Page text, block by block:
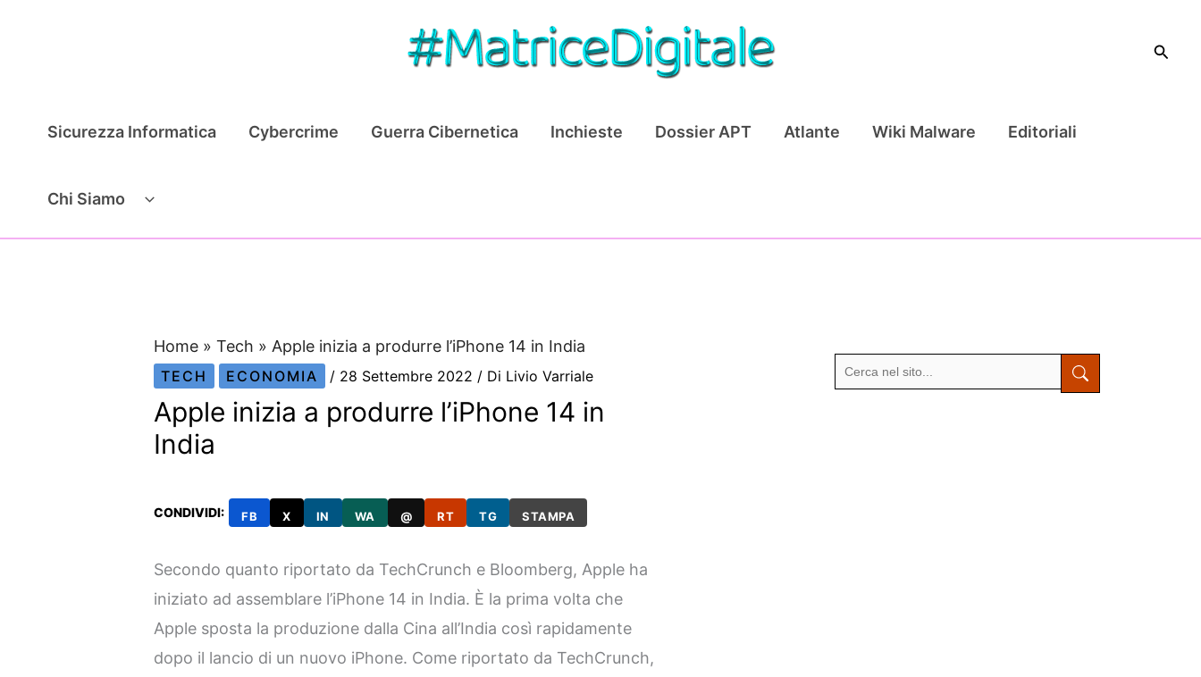
Cerca
Sicurezza Informatica Cybercrime Guerra Cibernetica Inchieste Dossier APT Atlante Wiki Malware Editoriali
Chi Siamo
Home »Tech » Apple inizia a produrre l’iPhone 14 in India
TECH ECONOMIA / 28 Settembre 2022 / Di Livio Varriale
Apple inizia a produrre l’iPhone 14 in
India
CONDIVIDI: FB X IN WA @ RT TG STAMPA
Secondo quanto riportato da TechCrunch e Bloomberg, Apple ha
iniziato ad assemblare l’iPhone 14 in India. È la prima volta che
Apple sposta la produzione dalla Cina all’India così rapidamente
dopo il lancio di un nuovo iPhone. Come riportato da TechCrunch,